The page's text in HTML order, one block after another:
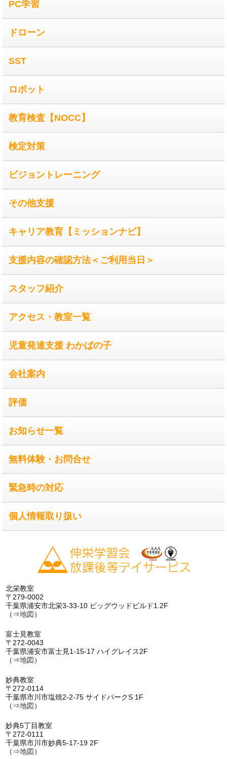
PC学習
ドローン
SST
ロボット
教育検査【NOCC】
検定対策
ビジョントレーニング
その他支援
キャリア教育【ミッションナビ】
支援内容の確認方法＜ご利用当日＞
スタッフ紹介
アクセス・教室一覧
児童発達支援 わかばの子
会社案内
評価
お知らせ一覧
無料体験・お問合せ
緊急時の対応
個人情報取り扱い
北栄教室
〒279-0002
千葉県浦安市北栄3-33-10 ビッグウッドビルド1.2F
（⇒地図 ）
富士見教室
〒272-0043
千葉県浦安市富士見1-15-17 ハイグレイス2F
（⇒地図 ）
妙典教室
〒272-0114
千葉県市川市塩焼2-2-75 サイドパークS 1F
（⇒地図 ）
妙典5丁目教室
〒272-0111
千葉県市川市妙典5-17-19 2F
（⇒地図 ）